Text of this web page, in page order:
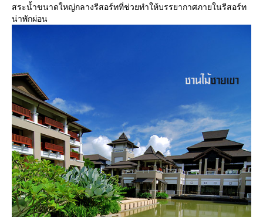
สระน้ำขนาดใหญ่กลางรีสอร์ทที่ช่วยทำให้บรรยากาศภายในรีสอร์ท
น่าพักผ่อน